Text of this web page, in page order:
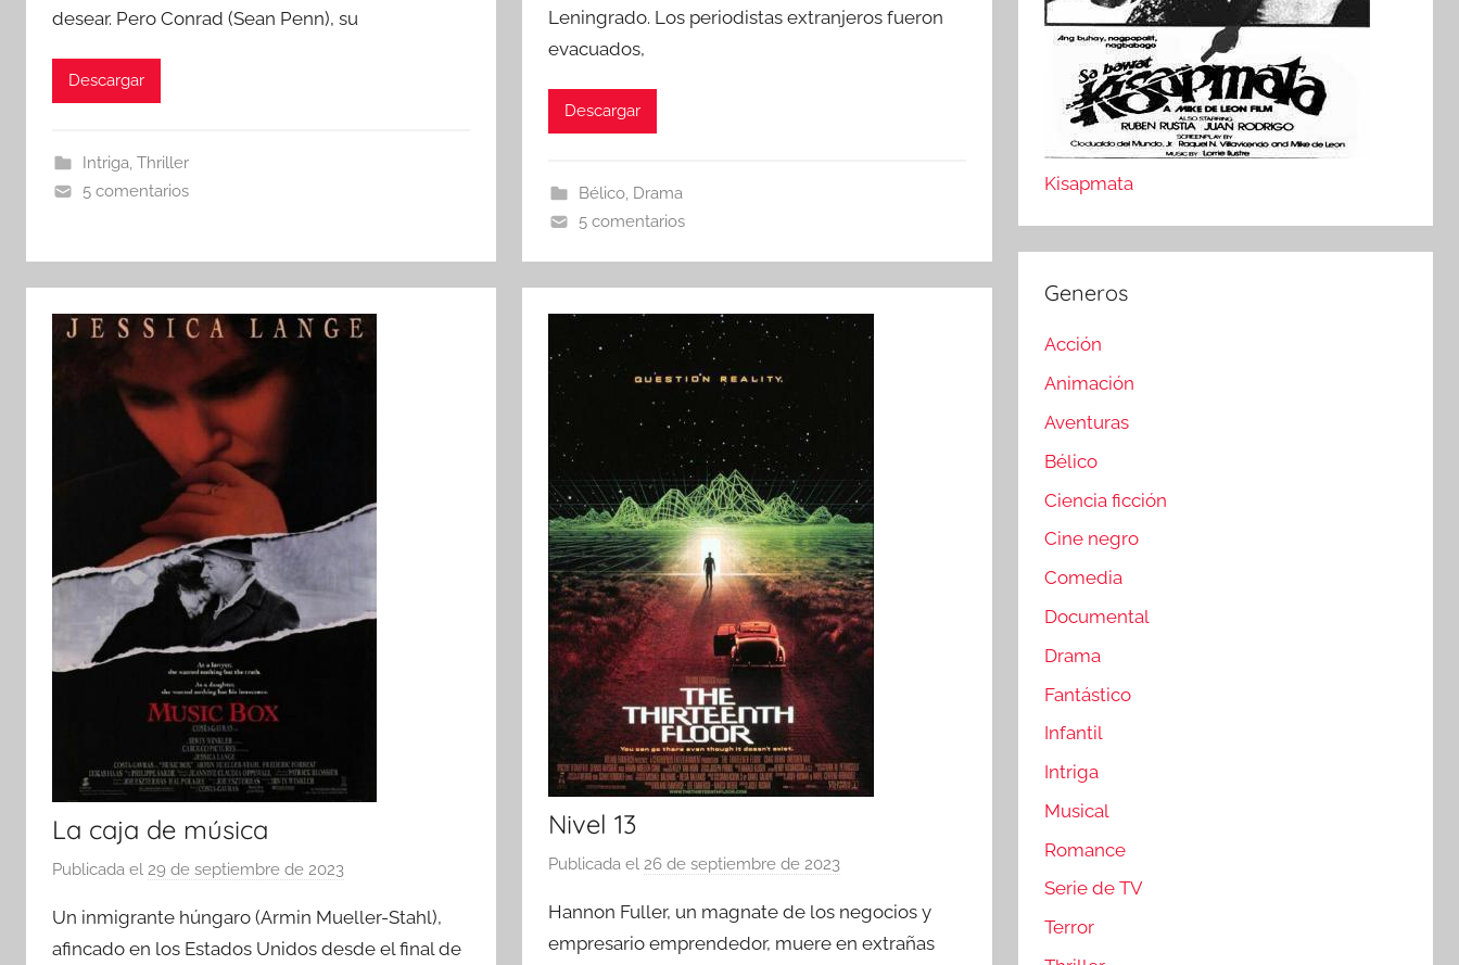
desear. Pero Conrad (Sean Penn), su
Descargar
Intriga, Thriller
5 comentarios
Leningrado. Los periodistas extranjeros fueron
evacuados,
Descargar
Bélico, Drama
5 comentarios
La caja de música
Publicada el 29 de septiembre de 2023
r
Un inmigrante húngaro (Armin Mueller-Stahl),
afincado en los Estados Unidos desde el final de
Nivel 13
Publicada el26 de septiembre de 2023
r
Hannon Fuller, un magnate de los negocios y
empresario emprendedor, muere en extrañas
Kisapmata
Generos
Acción
Animación
Aventuras
Bélico
Ciencia ficción
Cine negro
Comedia
Documental
Drama
Fantástico
Infantil
Intriga
Musical
Romance
Serie de TV
Terror